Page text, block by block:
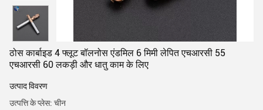
ठोस कार्बाइड 4 फ्लूट बॉलनोस एंडमिल 6 मिमी लेपित एचआरसी 55
एचआरसी 60 लकड़ी और धातु काम के लिए
उत्पाद विवरण
उत्पत्ति के प्लेस: चीन